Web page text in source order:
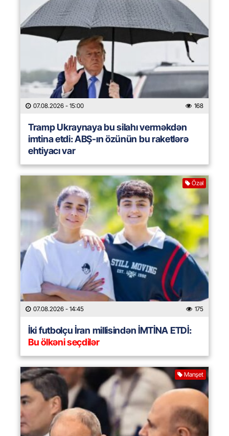
07.08.2026 - 15:00 168
Tramp Ukraynaya bu silahı verməkdən
imtina etdi: ABŞ-ın özünün bu raketlərə
ehtiyacı var
Özəl
07.08.2026 - 14:45 175
İki futbolçu İran millisindən İMTİNA ETDİ:
Bu ölkəni seçdilər
Manşet